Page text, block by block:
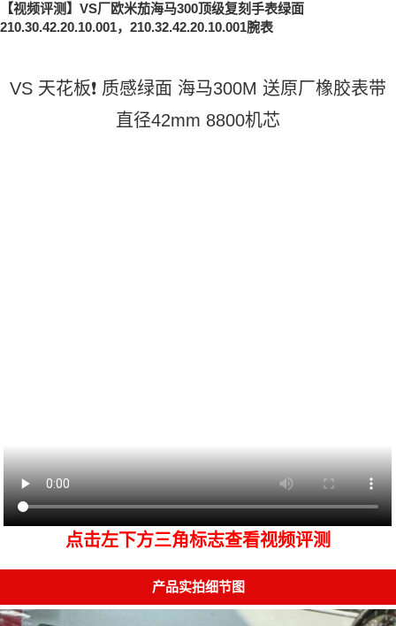
【视频评测】VS厂欧米茄海马300顶级复刻手表绿面
210.30.42.20.10.001，210.32.42.20.10.001腕表
VS 天花板❗️ 质感绿面 海马300M 送原厂橡胶表带
直径42mm 8800机芯
点击左下方三角标志查看视频评测
产品实拍细节图